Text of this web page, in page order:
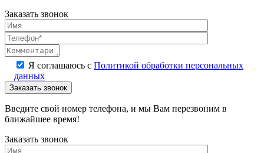
Заказать звонок
Я соглашаюсь с Политикой обработки персональных
данных
Введите свой номер телефона, и мы Вам перезвоним в
ближайшее время!
Заказать звонок